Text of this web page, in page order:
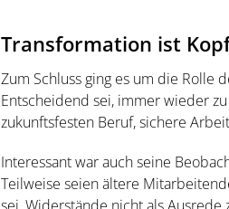
Transformation ist
Zum Schluss ging es um die Rolle
Entscheidend sei, immer wieder
zukunftsfesten Beruf, sichere
Interessant war auch seine
Teilweise seien ältere